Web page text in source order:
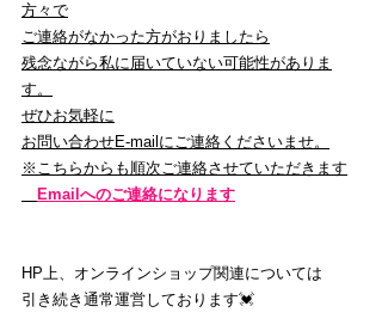
方々で
ご連絡がなかった方がおりましたら
残念ながら私に届いていない可能性がありま
す。
ぜひお気軽に
お問い合わせE-mailにご連絡くださいませ。
※こちらからも順次ご連絡させていただきます
Emailへのご連絡になります
HP上、オンラインショップ関連については
引き続き通常運営しております💓